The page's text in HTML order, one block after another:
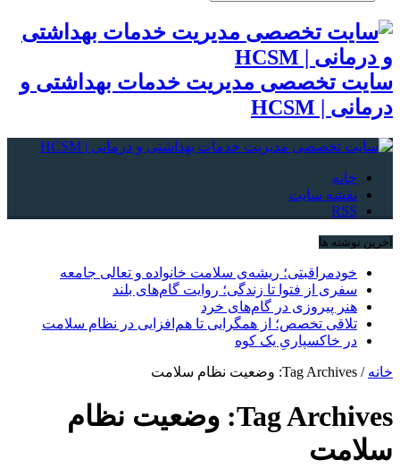
سایت تخصصی مدیریت خدمات بهداشتی و
درمانی | HCSM
خانه
نقشه سایت
RSS
آخرین نوشته ها
خودمراقبتی؛ ریشه‌ی سلامت خانواده و تعالی جامعه
سفری از فتوا تا زندگی؛ روایت گام‌های بلند
هنر پیروزی در گام‌های خرد
تلاقی تخصص؛ از همگرایی تا هم‌افزایی در نظام سلامت
در خاکسپاریِ یک کوه
خانه / Tag Archives: وضعیت نظام سلامت
Tag Archives: وضعیت نظام
سلامت